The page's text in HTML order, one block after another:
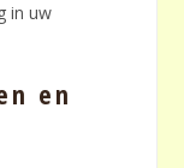
in uw
en